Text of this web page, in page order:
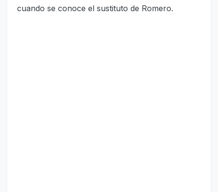
cuando se conoce el sustituto de Romero.